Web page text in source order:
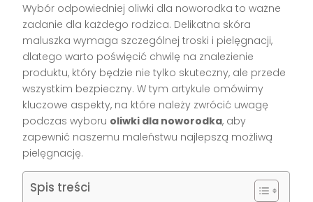
Wybór odpowiedniej oliwki dla noworodka to ważne
zadanie dla każdego rodzica. Delikatna skóra
maluszka wymaga szczególnej troski i pielęgnacji,
dlatego warto poświęcić chwilę na znalezienie
produktu, który będzie nie tylko skuteczny, ale przede
wszystkim bezpieczny. W tym artykule omówimy
kluczowe aspekty, na które należy zwrócić uwagę
podczas wyboru oliwki dla noworodka, aby
zapewnić naszemu maleństwu najlepszą możliwą
pielęgnację.
Spis treści